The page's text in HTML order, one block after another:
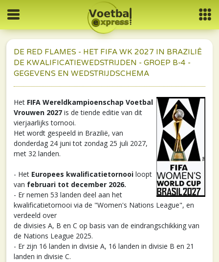
DE RED FLAMES - HET FIFA WK 2027 IN BRAZILIÊ
DE KWALIFICATIEWEDSTRIJDEN - GROEP B-4 -
GEGEVENS EN WEDSTRIJDSCHEMA
Het FIFA Wereldkampioenschap Voetbal
Vrouwen 2027 is de tiende editie van dit
vierjaarlijks tornooi.
Het wordt gespeeld in Brazilië, van
donderdag 24 juni tot zondag 25 juli 2027,
met 32 landen.
- Het Europees kwalificatietornooi loopt
van februari tot december 2026.
- Er nemen 53 landen deel aan het
kwalificatietornooi via de "Women's Nations League", en
verdeeld over
de divisies A, B en C op basis van de eindrangschikking van
de Nations League 2025.
- Er zijn 16 landen in divisie A, 16 landen in divisie B en 21
landen in divisie C.